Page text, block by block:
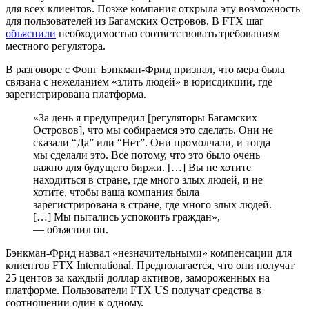
для всех клиентов. Позже компания открыла эту возможность
для пользователей из Багамских Островов. В FTX шаг
объяснили необходимостью соответствовать требованиям
местного регулятора.
В разговоре с Фонг Бэнкман-Фрид признал, что мера была
связана с нежеланием «злить людей» в юрисдикции, где
зарегистрирована платформа.
«За день я предупредил [регуляторы Багамских
Островов], что мы собираемся это сделать. Они не
сказали “Да” или “Нет”. Они промолчали, и тогда
мы сделали это. Все потому, что это было очень
важно для будущего биржи. […] Вы не хотите
находиться в стране, где много злых людей, и не
хотите, чтобы ваша компания была
зарегистрирована в стране, где много злых людей.
[…] Мы пытались успокоить граждан»,
— объяснил он.
Бэнкман-Фрид назвал «незначительными» компенсации для
клиентов FTX International. Предполагается, что они получат
25 центов за каждый доллар активов, замороженных на
платформе. Пользователи FTX US получат средства в
соотношении один к одному.